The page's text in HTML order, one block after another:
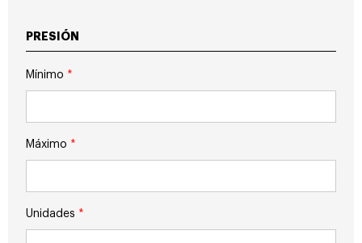
PRESIÓN
Mínimo *
Máximo *
Unidades *